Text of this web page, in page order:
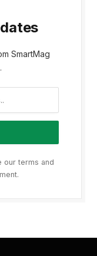
SmartMag
our terms and